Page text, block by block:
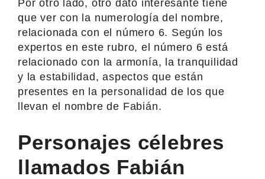
Por otro lado, otro dato interesante tiene
que ver con la numerología del nombre,
relacionada con el número 6. Según los
expertos en este rubro, el número 6 está
relacionado con la armonía, la tranquilidad
y la estabilidad, aspectos que están
presentes en la personalidad de los que
llevan el nombre de Fabián.
Personajes célebres
llamados Fabián